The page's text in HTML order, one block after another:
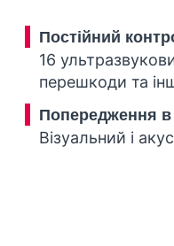
Постійний
16
перешкоди та
Попередження в
Візуальний і